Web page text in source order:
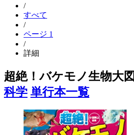
/
すべて
/
ページ 1
/
詳細
超絶！バケモノ生物大
科学 単行本一覧